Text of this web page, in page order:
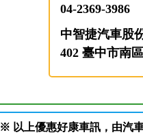
04-2369-3986
中智捷汽車股
402 臺中市南
※ 以上優惠好康車訊，由汽